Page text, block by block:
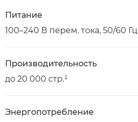
Питание
100–240 В перем. тока, 50/60 Гц
Производительность
до 20 000 стр.¹
Энергопотребление